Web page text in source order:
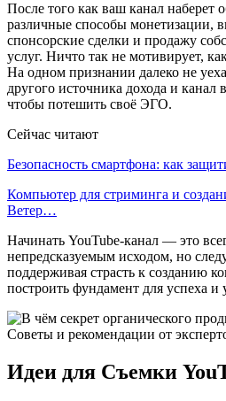
После того как ваш канал наберет
различные способы монетизации,
спонсорские сделки и продажу
услуг. Ничто так не мотивирует,
На одном признании далеко не
другого источника дохода и
чтобы потешить своё ЭГО.
Сейчас читают
Безопасность смартфона: как
Компьютер для стриминга и
Ветер…
Начинать YouTube-канал — это
непредсказуемым исходом, но
поддерживая страсть к созданию
построить фундамент для успеха и
Идеи для Съемки